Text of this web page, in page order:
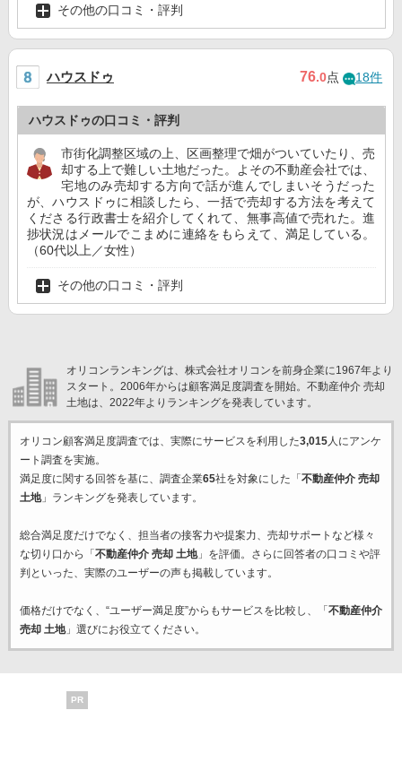
その他の口コミ・評判
ハウスドゥ 76.0点 18件
ハウスドゥの口コミ・評判
市街化調整区域の上、区画整理で畑がついていたり、売
却する上で難しい土地だった。よその不動産会社では、
宅地のみ売却する方向で話が進んでしまいそうだった
が、ハウスドゥに相談したら、一括で売却する方法を考えて
くださる行政書士を紹介してくれて、無事高値で売れた。進
捗状況はメールでこまめに連絡をもらえて、満足している。
（60代以上／女性）
その他の口コミ・評判
オリコンランキングは、株式会社オリコンを前身企業に1967年より
スタート。2006年からは顧客満足度調査を開始。不動産仲介 売却
土地は、2022年よりランキングを発表しています。
オリコン顧客満足度調査では、実際にサービスを利用した3,015人にアンケ
ート調査を実施。
満足度に関する回答を基に、調査企業65社を対象にした「 不動産仲介 売却
土地」ランキングを発表しています。
総合満足度だけでなく、担当者の接客力や提案力、売却サポートなど様々
な切り口から「 不動産仲介 売却 土地」を評価。さらに回答者の口コミや評
判といった、実際のユーザーの声も掲載しています。
価格だけでなく、“ユーザー満足度”からもサービスを比較し、「 不動産仲介
売却 土地」選びにお役立てください。
PR